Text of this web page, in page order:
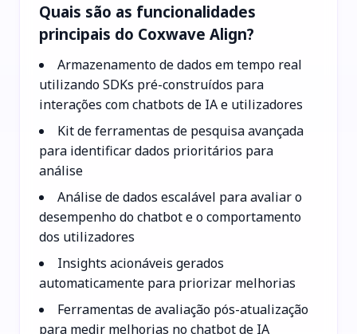
Quais são as funcionalidades
principais do Coxwave Align?
Armazenamento de dados em tempo real
utilizando SDKs pré-construídos para
interações com chatbots de IA e utilizadores
Kit de ferramentas de pesquisa avançada
para identificar dados prioritários para
análise
Análise de dados escalável para avaliar o
desempenho do chatbot e o comportamento
dos utilizadores
Insights acionáveis gerados
automaticamente para priorizar melhorias
Ferramentas de avaliação pós-atualização
para medir melhorias no chatbot de IA